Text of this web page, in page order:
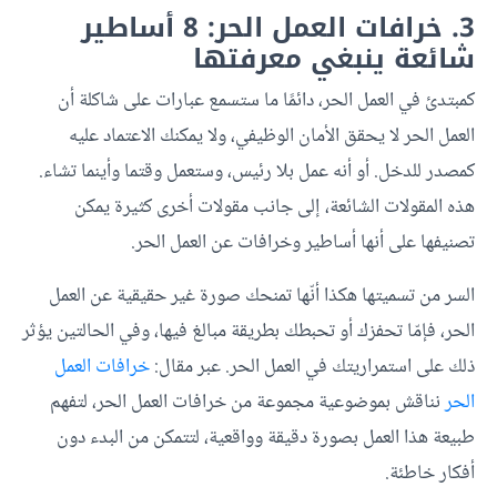
3. خرافات العمل الحر: 8 أساطير
شائعة ينبغي معرفتها
كمبتدئ في العمل الحر، دائمًا ما ستسمع عبارات على شاكلة أن
العمل الحر لا يحقق الأمان الوظيفي، ولا يمكنك الاعتماد عليه
كمصدر للدخل. أو أنه عمل بلا رئيس، وستعمل وقتما وأينما تشاء.
هذه المقولات الشائعة، إلى جانب مقولات أخرى كثيرة يمكن
تصنيفها على أنها أساطير وخرافات عن العمل الحر.
السر من تسميتها هكذا أنّها تمنحك صورة غير حقيقية عن العمل
الحر، فإمّا تحفزك أو تحبطك بطريقة مبالغ فيها، وفي الحالتين يؤثر
ذلك على استمراريتك في العمل الحر. عبر مقال:خرافات العمل
الحرنناقش بموضوعية مجموعة من خرافات العمل الحر، لتفهم
طبيعة هذا العمل بصورة دقيقة وواقعية، لتتمكن من البدء دون
أفكار خاطئة.